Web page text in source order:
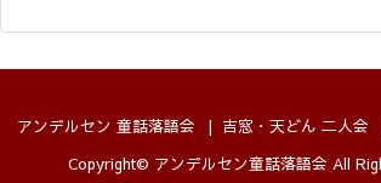
アンデルセン 童話落語会 吉窓・天どん 二人会
Copyright© アンデルセン童話落語会 All